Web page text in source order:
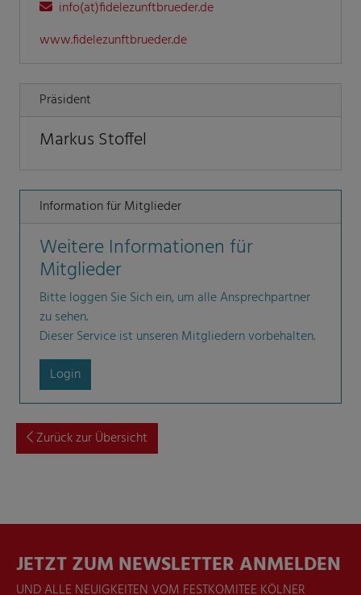
info(at)fidelezunftbrueder.de
www.fidelezunftbrueder.de
Präsident
Markus Stoffel
Information für Mitglieder
Weitere Informationen für
Mitglieder
Bitte loggen Sie Sich ein, um alle Ansprechpartner
zu sehen.
Dieser Service ist unseren Mitgliedern vorbehalten.
Login
Zurück zur Übersicht
JETZT ZUM NEWSLETTER ANMELDEN
UND ALLE NEUIGKEITEN VOM FESTKOMITEE KÖLNER